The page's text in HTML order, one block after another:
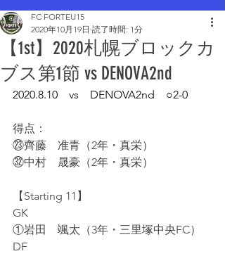
【1st】2020札幌ブロックカ
ブス第1節 vs DENOVA2nd
FC FORTEU15
2020年10月19日 読了時間: 1分
2020.8.10　vs　DENOVA2nd　○2-0
得点：
㉓齊藤　准青（2年・真栄）
㉜中村　晟豪（2年・真栄）
【Starting 11】
GK
①岩田　颯太（3年・三里塚中央FC）
DF